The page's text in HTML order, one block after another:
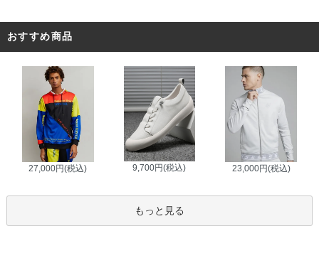
おすすめ商品
27,000円(税込) 9,700円(税込) 23,000円(税込)
もっと見る